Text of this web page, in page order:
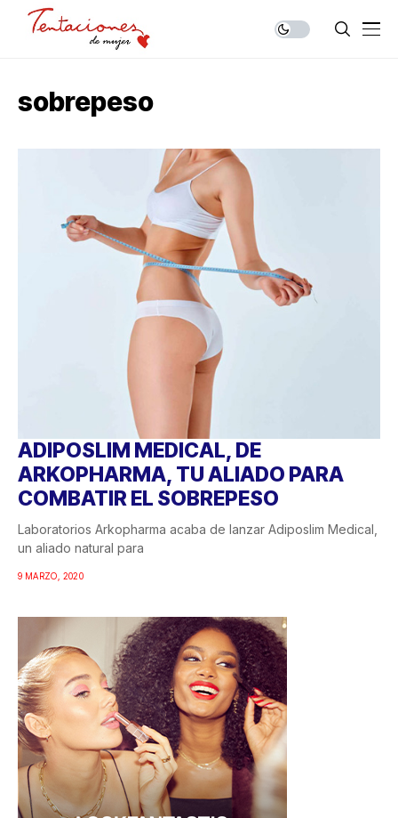
sobrepeso
ADIPOSLIM MEDICAL, DE
ARKOPHARMA, TU ALIADO PARA
COMBATIR EL SOBREPESO
Laboratorios Arkopharma acaba de lanzar Adiposlim Medical,
un aliado natural para
9 MARZO, 2020